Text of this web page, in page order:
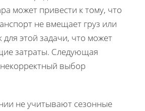
может привести к тому, что
не вмещает груз или
этой задачи, что может
затраты. Следующая
выбор
не учитывают сезонные